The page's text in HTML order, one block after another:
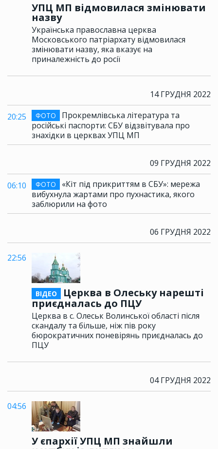
УПЦ МП відмовилася змінювати
назву
Українська православна церква
Московського патріархату відмовилася
змінювати назву, яка вказує на
приналежність до росії
14 ГРУДНЯ 2022
20:25 ФОТО
Прокремлівська література та
російські паспорти: СБУ відзвітувала про
знахідки в церквах УПЦ МП
09 ГРУДНЯ 2022
06:10 ФОТО
«Кіт під прикриттям в СБУ»: мережа
вибухнула жартами про пухнастика, якого
заблюрили на фото
06 ГРУДНЯ 2022
22:56
ВІДЕО
Церква в Олеську нарешті
приєдналась до ПЦУ
Церква в с. Олеськ Волинської області після
скандалу та більше, ніж пів року
бюрократичних поневірянь приєдналась до
ПЦУ
04 ГРУДНЯ 2022
04:56
У єпархії УПЦ МП знайшли